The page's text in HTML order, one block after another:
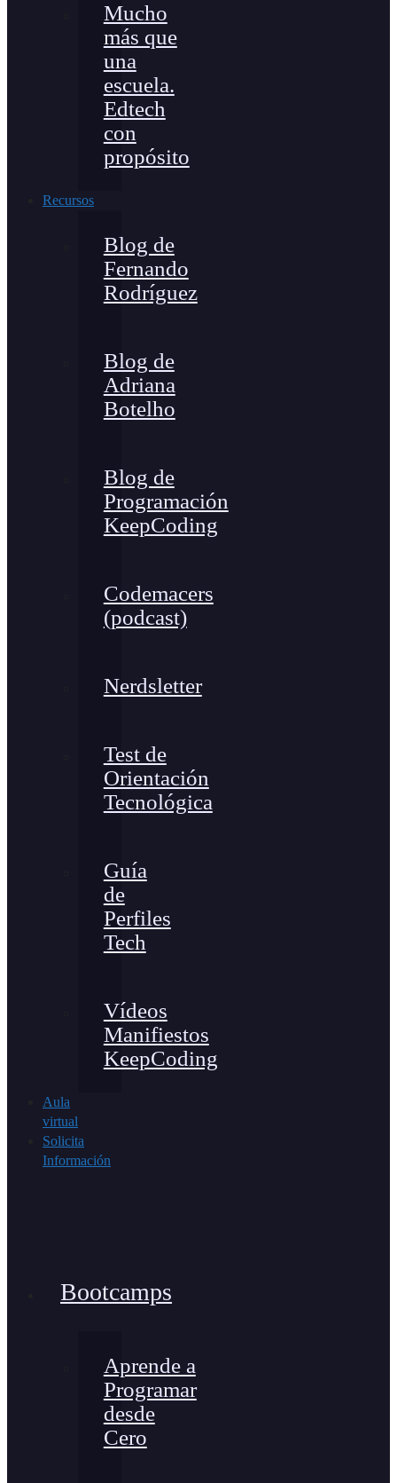
Mucho
más que
una
escuela.
Edtech
con
propósito
Recursos
Blog de
Fernando
Rodríguez
Blog de
Adriana
Botelho
Blog de
Programación
KeepCoding
Codemacers
(podcast)
Nerdsletter
Test de
Orientación
Tecnológica
Guía
de
Perfiles
Tech
Vídeos
Manifiestos
KeepCoding
Aula
virtual
Solicita
Información
Bootcamps
Aprende a
Programar
desde
Cero